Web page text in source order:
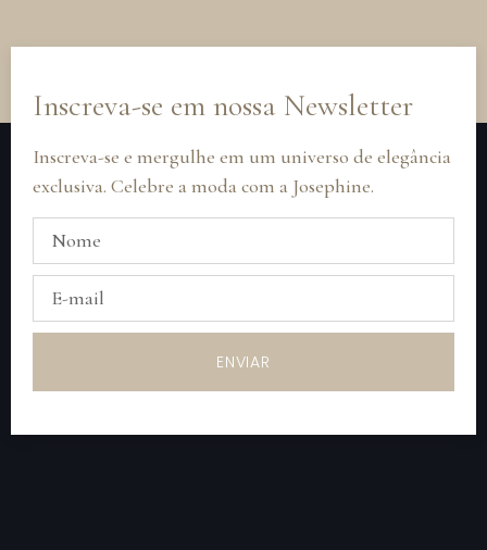
Inscreva-se em nossa Newsletter
Inscreva-se e mergulhe em um universo de elegância
exclusiva. Celebre a moda com a Josephine.
ENVIAR